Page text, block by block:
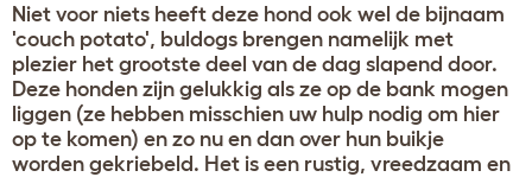
Niet voor niets heeft deze hond ook wel de bijnaam
'couch potato', buldogs brengen namelijk met
plezier het grootste deel van de dag slapend door.
Deze honden zijn gelukkig als ze op de bank mogen
liggen (ze hebben misschien uw hulp nodig om hier
op te komen) en zo nu en dan over hun buikje
worden gekriebeld. Het is een rustig, vreedzaam en